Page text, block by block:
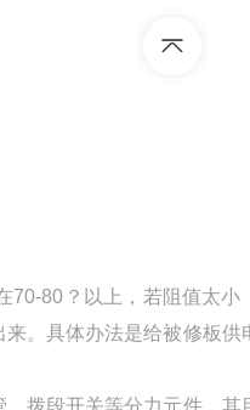
70-80？以上，若阻值太小
。具体办法是给被修板供
拨段开关等分力元件，其